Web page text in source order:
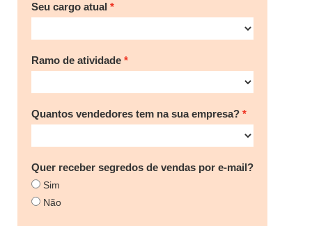
Seu cargo atual
Ramo de atividade
Quantos vendedores tem na sua empresa?
Quer receber segredos de vendas por e-mail?
Sim
Não